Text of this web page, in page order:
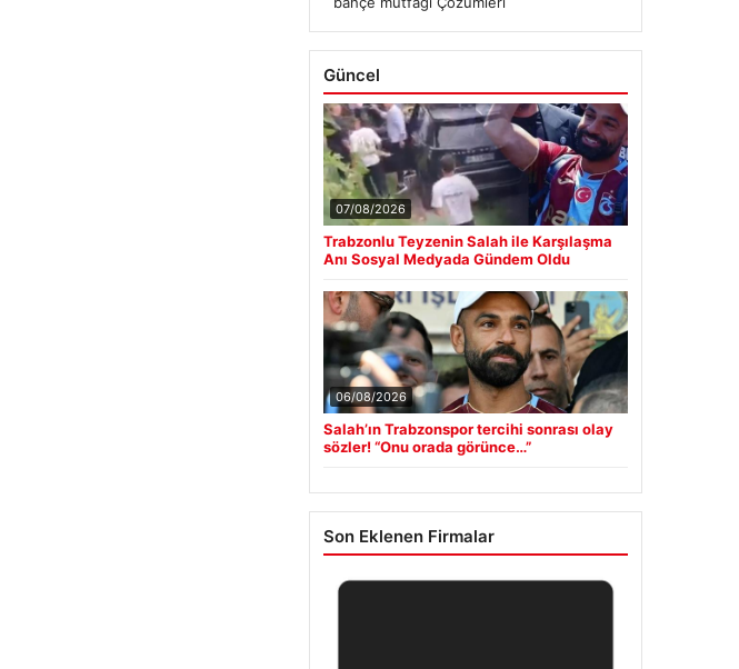
Güncel
07/08/2026
Trabzonlu Teyzenin Salah ile Karşılaşma
Anı Sosyal Medyada Gündem Oldu
06/08/2026
Salah’ın Trabzonspor tercihi sonrası olay
sözler! “Onu orada görünce…”
Son Eklenen Firmalar